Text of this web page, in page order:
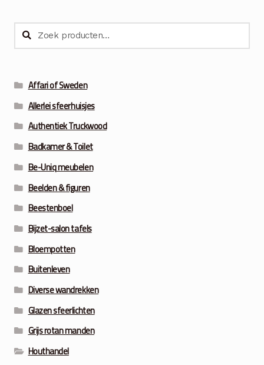
Zoeken
naar:
Zoeken
Affari of Sweden
Allerlei sfeerhuisjes
Authentiek Truckwood
Badkamer & Toilet
Be-Uniq meubelen
Beelden & figuren
Beestenboel
Bijzet-salon tafels
Bloempotten
Buitenleven
Diverse wandrekken
Glazen sfeerlichten
Grijs rotan manden
Houthandel